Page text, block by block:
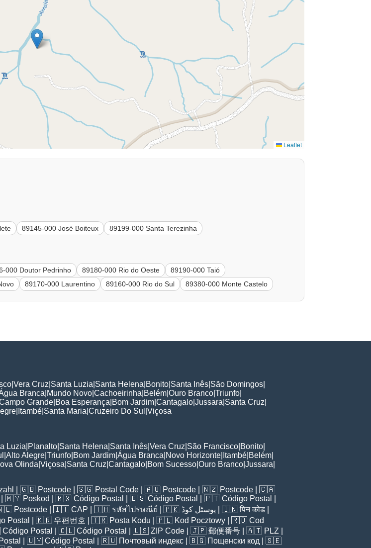
Leaflet
89145-000 José Boiteux 89199-000 Santa Terezinha
000 Doutor Pedrinho 89180-000 Rio do Oeste
89190-000 Taió
89170-000 Laurentino 89160-000 Rio do Sul 89380-000 Monte Castelo
Vera Cruz Santa Luzia Santa Helena Bonito Santa Inês São Domingos
Branca Mundo Novo Cachoeirinha Belém Ouro Branco Triunfo
Grande Boa Esperança Bom Jardim Cantagalo Jussara Santa Cruz
Itambé Santa Maria Cruzeiro Do Sul Viçosa
Luzia Planalto Santa Helena Santa Inês Vera Cruz São Francisco Bonito
Alto Alegre Triunfo Bom Jardim Água Branca Novo Horizonte Itambé Belém
Olinda Viçosa Santa Cruz Cantagalo Bom Sucesso Ouro Branco Jussara
| 🇬🇧 Postcode | 🇸🇬 Postal Code | 🇦🇺 Postcode | 🇳🇿 Postcode | 🇨🇦
| 🇲🇾 Poskod | 🇲🇽 Código Postal | 🇪🇸 Código Postal | 🇵🇹 Código Postal
Postcode | 🇮🇹 CAP | 🇹🇭 รหัสไปรษณีย์ | 🇵🇰 پوسٹل کوڈ | 🇮🇳पिन कोड
Postal | 🇰🇷 우편번호 | 🇹🇷 Posta Kodu | 🇵🇱 Kod Pocztowy | 🇷🇴 Cod
Código Postal | 🇨🇱 Código Postal | 🇺🇸 ZIP Code | 🇯🇵 郵便番号 | 🇦🇹 PLZ
| 🇺🇾 Código Postal | 🇷🇺 Почтовый индекс | 🇧🇬 Пощенски код | 🇸🇪